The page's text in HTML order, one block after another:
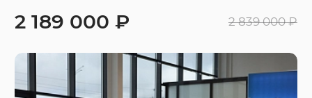
2 189 000 ₽ 2 839 000 ₽